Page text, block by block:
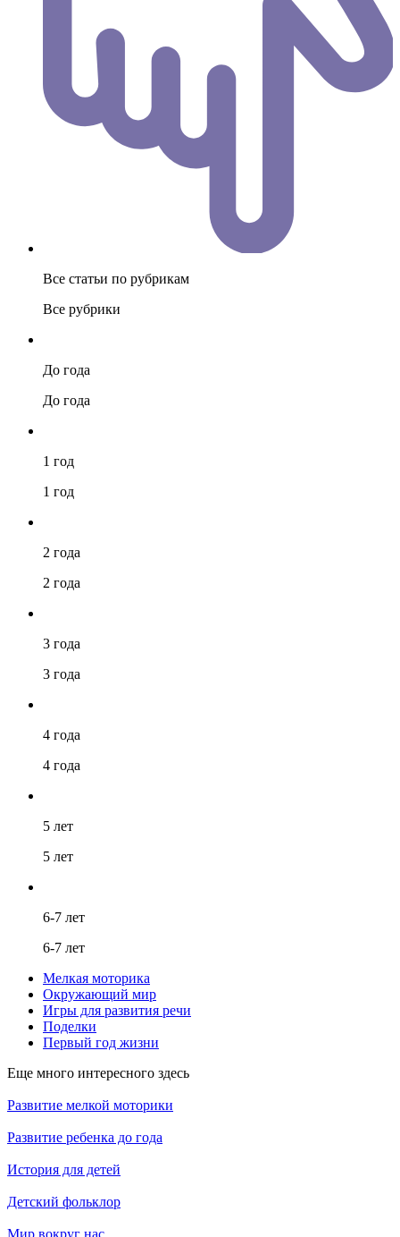
Все статьи по рубрикам
Все рубрики
До года
До года
1 год
1 год
2 года
2 года
3 года
3 года
4 года
4 года
5 лет
5 лет
6-7 лет
6-7 лет
Мелкая моторика
Окружающий мир
Игры для развития речи
Поделки
Первый год жизни
Еще много интересного здесь
Развитие мелкой моторики
Развитие ребенка до года
История для детей
Детский фольклор